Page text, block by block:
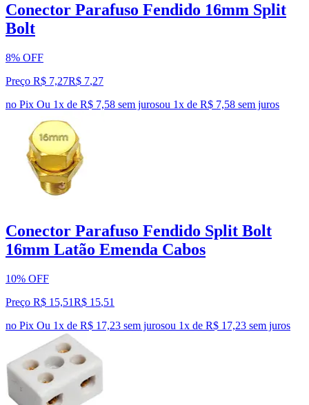
Conector Parafuso Fendido 16mm Split
Bolt
8% OFF
Preço R$ 7,27R$ 7,27
no Pix Ou 1x de R$ 7,58 sem jurosou 1x de R$ 7,58 sem juros
Conector Parafuso Fendido Split Bolt
16mm Latão Emenda Cabos
10% OFF
Preço R$ 15,51R$ 15,51
no Pix Ou 1x de R$ 17,23 sem jurosou 1x de R$ 17,23 sem juros